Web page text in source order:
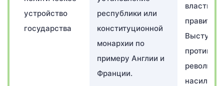
устройство
государства
республики или
конституционной
монархии по
примеру Англии и
Франции.
власть
против
насилия.